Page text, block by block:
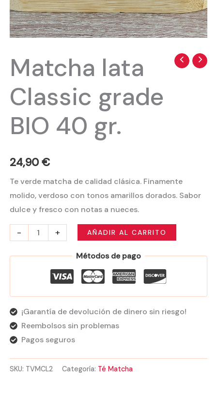
Matcha lata
Classic grade
BIO 40 gr.
24,90€
Te verde matcha de calidad clásica. Finamente
molido, verdoso con tonos amarillos dorados. Sabor
dulce y fresco con notas a nueces.
-
Matcha
lata
Classic
grade
BIO
40
cantidad
+ AÑADIR AL CARRITO
Métodos de pago
¡Garantía de devolución de dinero sin riesgo!
Reembolsos sin problemas
Pagos seguros
SKU: TVMCL2 Categoría: Té Matcha